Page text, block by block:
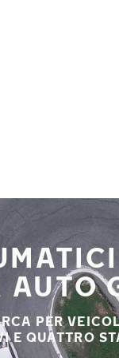
AUTO
PER
E QUATTRO